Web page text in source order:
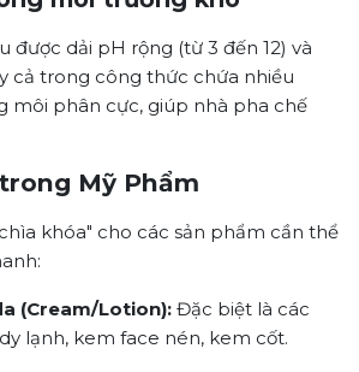
được dải pH rộng (từ 3 đến 12) và
cả trong công thức chứa nhiều
môi phân cực, giúp nhà pha chế
Mỹ Phẩm
khóa" cho các sản phẩm cần thể
(Cream/Lotion): Đặc biệt là các
lạnh, kem face nén, kem cốt.